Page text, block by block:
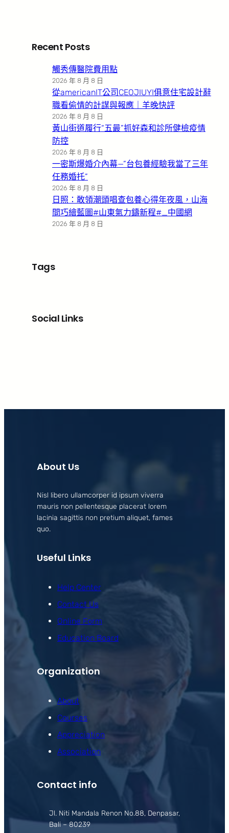
Recent Posts
觸秀傳醫院費用點
2026 年 8 月 8 日
從americanIT公司CEOJIUYI俱意住宅設計辭
職看偷情的計謀與報應｜羊晚快評
2026 年 8 月 8 日
黃山街道履行“五最”抓好森和診所健檢疫情
防控
2026 年 8 月 8 日
一密斯爆婚介內幕—”台包養經驗我當了三年
任務婚托”
2026 年 8 月 8 日
日照：敢領潮頭唱查包養心得年夜風，山海
間巧繪藍圖#山東氣力鑄新程#_中國網
2026 年 8 月 8 日
Tags
Social Links
About Us
Nisl libero ullamcorper id ipsum viverra
mauris non pellentesque placerat lorem
lacinia sagittis non pretium aliquet, fames
quo.
Useful Links
Help Center
Contact Us
Online Form
Education Board
Organization
About
Courses
Appreciation
Association
Contact info
Jl. Niti Mandala Renon No.88, Denpasar,
Bali – 80239